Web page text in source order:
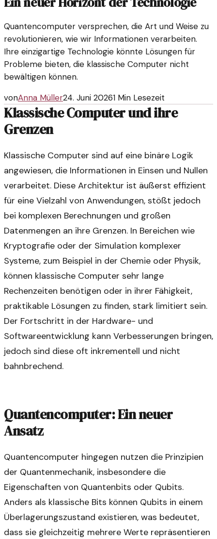
Quantencomputer versprechen, die Art und Weise zu
revolutionieren, wie wir Informationen verarbeiten.
Ihre einzigartige Technologie könnte Lösungen für
Probleme bieten, die klassische Computer nicht
bewältigen können.
vonAnna Müller24. Juni 20261 Min Lesezeit
Klassische Computer und ihre
Grenzen
Klassische Computer sind auf eine binäre Logik
angewiesen, die Informationen in Einsen und Nullen
verarbeitet. Diese Architektur ist äußerst effizient
für eine Vielzahl von Anwendungen, stößt jedoch
bei komplexen Berechnungen und großen
Datenmengen an ihre Grenzen. In Bereichen wie
Kryptografie oder der Simulation komplexer
Systeme, zum Beispiel in der Chemie oder Physik,
können klassische Computer sehr lange
Rechenzeiten benötigen oder in ihrer Fähigkeit,
praktikable Lösungen zu finden, stark limitiert sein.
Der Fortschritt in der Hardware- und
Softwareentwicklung kann Verbesserungen bringen,
jedoch sind diese oft inkrementell und nicht
bahnbrechend.
Quantencomputer: Ein neuer
Ansatz
Quantencomputer hingegen nutzen die Prinzipien
der Quantenmechanik, insbesondere die
Eigenschaften von Quantenbits oder Qubits.
Anders als klassische Bits können Qubits in einem
Überlagerungszustand existieren, was bedeutet,
dass sie gleichzeitig mehrere Werte repräsentieren